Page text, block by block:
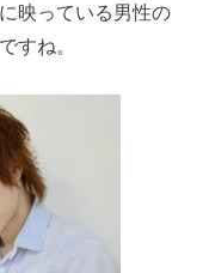
映っている男性の
すね。